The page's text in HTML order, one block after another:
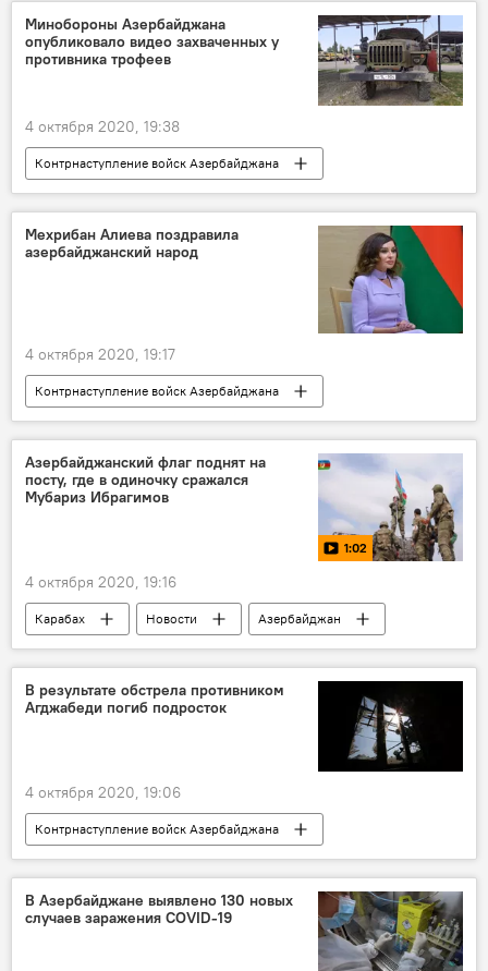
Минобороны Азербайджана
опубликовало видео захваченных у
противника трофеев
4 октября 2020, 19:38
Контрнаступление войск Азербайджана
Новости
Азербайджан
Политика
Карабах
противник
трофей
Мехрибан Алиева поздравила
азербайджанский народ
4 октября 2020, 19:17
Контрнаступление войск Азербайджана
Азербайджан
Карабах Новости
Азербайджанский флаг поднят на
посту, где в одиночку сражался
Мубариз Ибрагимов
1:02
4 октября 2020, 19:16
Карабах Новости
Азербайджан
Видео
МУЛЬТИМЕДИА
Контрнаступление войск Азербайджана
В результате обстрела противником
Агджабеди погиб подросток
4 октября 2020, 19:06
Контрнаступление войск Азербайджана
Азербайджан
Новости
В Азербайджане выявлено 130 новых
случаев заражения COVID-19